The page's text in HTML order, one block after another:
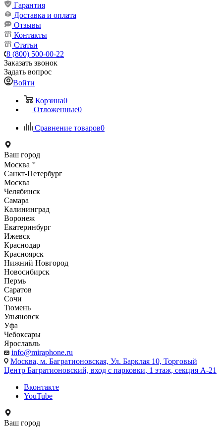
Гарантия
Доставка и оплата
Отзывы
Контакты
Статьи
8 (800) 500-00-22
Заказать звонок
Задать вопрос
Войти
Корзина0
Отложенные0
Сравнение товаров0
Ваш город
Москва
Санкт-Петербург
Москва
Челябинск
Самара
Калининград
Воронеж
Екатеринбург
Ижевск
Краснодар
Красноярск
Нижний Новгород
Новосибирск
Пермь
Саратов
Сочи
Тюмень
Ульяновск
Уфа
Чебоксары
Ярославль
info@miraphone.ru
Москва, м. Багратионовская, Ул. Барклая 10, Торговый
Центр Багратионовский, вход с парковки, 1 этаж, секция А-21
Вконтакте
YouTube
Ваш город